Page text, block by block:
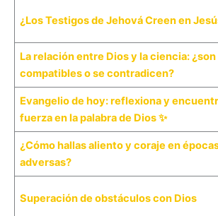
¿Los Testigos de Jehová Creen en
La relación entre Dios y la ciencia: ¿son
compatibles o se contradicen?
Evangelio de hoy: reflexiona y
fuerza en la palabra de Dios ✨
¿Cómo hallas aliento y coraje en
adversas?
Superación de obstáculos con Dios